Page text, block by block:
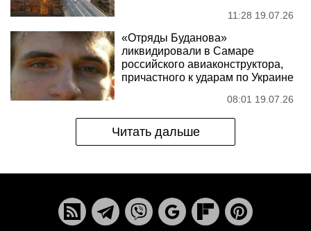
11:28 19.07.26
«Отряды Буданова»
ликвидировали в Самаре
российского авиаконструктора,
причастного к ударам по Украине
08:01 19.07.26
Читать дальше